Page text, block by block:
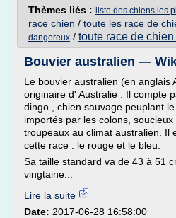
Thèmes liés : liste des chiens les
race chien / toute les race de
dangereux / toute race de
Bouvier australien —
Le bouvier australien (en anglais
originaire d' Australie . Il compte
dingo , chien sauvage peuplant
importés par les colons,
troupeaux au climat australien. Il
cette race : le rouge et le bleu.
Sa taille standard va de 43 à 51
vingtaine...
Lire la suite
Date: 2017-06-28 16:58:00